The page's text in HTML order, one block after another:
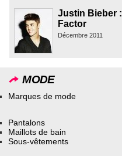
Justin Bieber
Factor
Décembre 2011
MODE
Marques de mode
Pantalons
Maillots de bain
Sous-vêtements